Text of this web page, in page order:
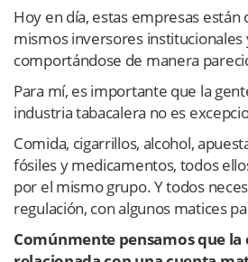
Hoy en día, estas empresas están
mismos inversores institucionales
comportándose de manera
Para mí, es importante que la
industria tabacalera no es
Comida, cigarrillos, alcohol,
fósiles y medicamentos, todos
por el mismo grupo. Y todos
regulación, con algunos matices
Comúnmente pensamos que la